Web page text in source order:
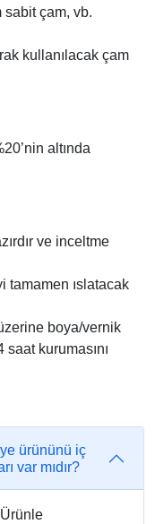
sabit çam, vb.
kullanılacak çam
altında
ve inceltme
tamamen ıslatacak
boya/vernik
kurumasını
ürününü iç
var mıdır?